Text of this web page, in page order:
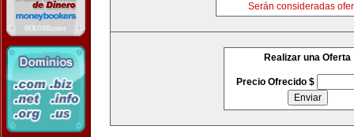
Serán consideradas
Realizar una Oferta
Precio Ofrecido $